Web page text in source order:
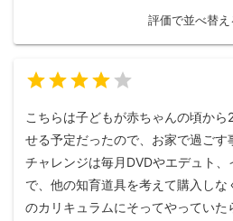
評価で並べ替え
こちらは子どもが赤ちゃんの頃から
せる予定だったので、お家で過ごす
チャレンジは毎月DVDやエデュト
で、他の知育道具を考えて購入し
のカリキュラムにそってやってい